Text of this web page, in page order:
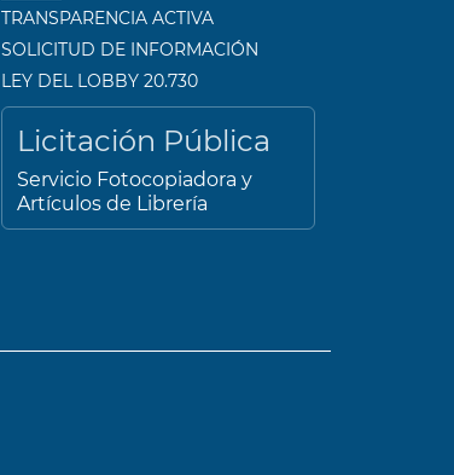
TRANSPARENCIA ACTIVA
SOLICITUD DE INFORMACIÓN
LEY DEL LOBBY 20.730
Licitación Pública
Servicio Fotocopiadora y
Artículos de Librería